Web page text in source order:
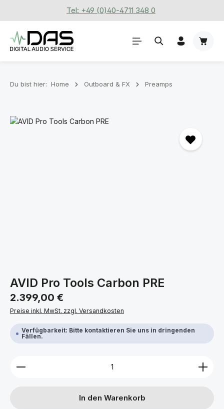
Zum Hauptinhalt springenTel: +49 (0)40-4711 348 0
Du bist hier: Home Outboard & FX Preamps
Bildergalerie überspringen
AVID Pro Tools Carbon PRE
Regulärer Preis:
2.399,00 €
Preise inkl. MwSt. zzgl. Versandkosten
Verfügbarkeit: Bitte kontaktieren Sie uns in dringenden
Fällen.
Produkt Anzahl: Gib den gewünschten Wert ein
In den Warenkorb